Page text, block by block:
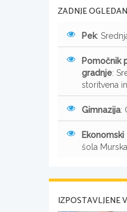
ZADNJE
Pek:
Pomočnik
gradnje:
storitvena
Gimnazija:
šola
IZPOSTAVLJENE